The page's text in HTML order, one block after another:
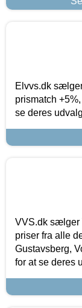
Elvvs.dk
prismatch
se deres
VVS.dk sælger
priser fra alle
Gustavsberg,
for at se deres